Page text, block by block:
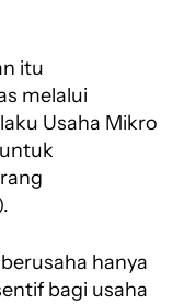
itu
melalui
Usaha Mikro
hanya
bagi usaha